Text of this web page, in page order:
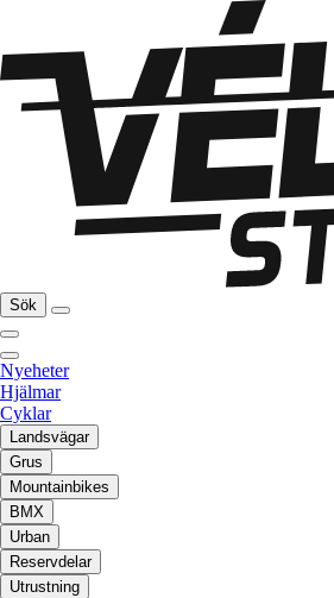
Sök
Nyeheter
Hjälmar
Cyklar
Landsvägar
Grus
Mountainbikes
BMX
Urban
Reservdelar
Utrustning